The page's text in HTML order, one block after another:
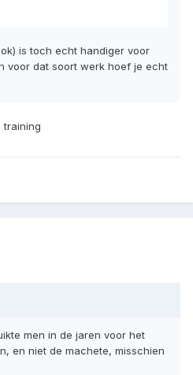
is toch echt handiger voor
voor dat soort werk hoef je echt
training
men in de jaren voor het
en niet de machete, misschien